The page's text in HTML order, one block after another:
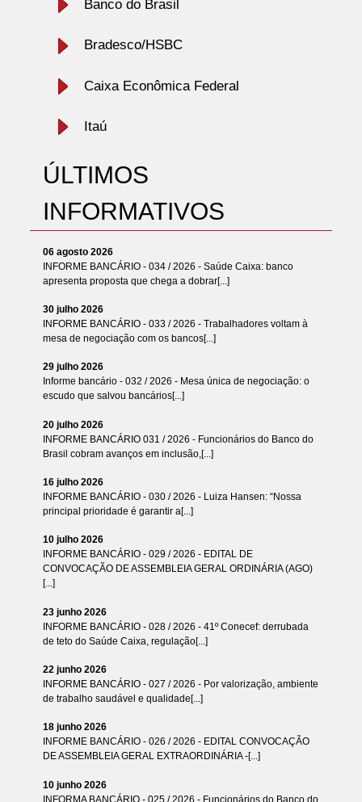
Banco do Brasil
Bradesco/HSBC
Caixa Econômica Federal
Itaú
ÚLTIMOS
INFORMATIVOS
06 agosto 2026
INFORME BANCÁRIO - 034 / 2026 - Saúde Caixa: banco
apresenta proposta que chega a dobrar[...]
30 julho 2026
INFORME BANCÁRIO - 033 / 2026 - Trabalhadores voltam à
mesa de negociação com os bancos[...]
29 julho 2026
Informe bancário - 032 / 2026 - Mesa única de negociação: o
escudo que salvou bancários[...]
20 julho 2026
INFORME BANCÁRIO 031 / 2026 - Funcionários do Banco do
Brasil cobram avanços em inclusão,[...]
16 julho 2026
INFORME BANCÁRIO - 030 / 2026 - Luiza Hansen: “Nossa
principal prioridade é garantir a[...]
10 julho 2026
INFORME BANCÁRIO - 029 / 2026 - EDITAL DE
CONVOCAÇÃO DE ASSEMBLEIA GERAL ORDINÁRIA (AGO)
[...]
23 junho 2026
INFORME BANCÁRIO - 028 / 2026 - 41º Conecef: derrubada
de teto do Saúde Caixa, regulação[...]
22 junho 2026
INFORME BANCÁRIO - 027 / 2026 - Por valorização, ambiente
de trabalho saudável e qualidade[...]
18 junho 2026
INFORME BANCÁRIO - 026 / 2026 - EDITAL CONVOCAÇÃO
DE ASSEMBLEIA GERAL EXTRAORDINÁRIA -[...]
10 junho 2026
INFORMA BANCÁRIO - 025 / 2026 - Funcionários do Banco do